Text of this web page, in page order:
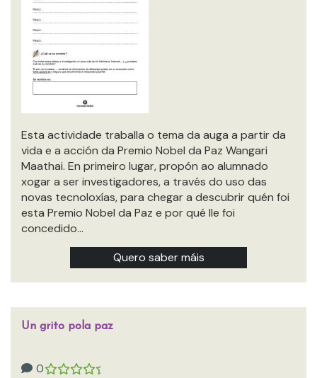
Esta actividade traballa o tema da auga a partir da
vida e a acción da Premio Nobel da Paz Wangari
Maathai. En primeiro lugar, propón ao alumnado
xogar a ser investigadores, a través do uso das
novas tecnoloxías, para chegar a descubrir quén foi
esta Premio Nobel da Paz e por qué lle foi
concedido…
Quero saber máis
Un grito pola paz
0